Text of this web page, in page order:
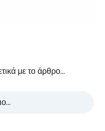
με το άρθρο...